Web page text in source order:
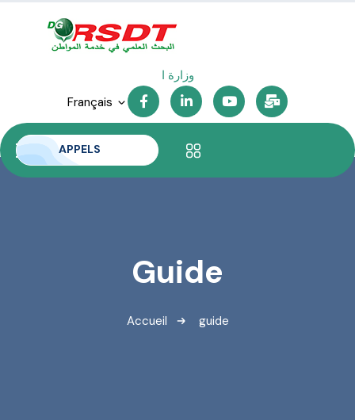
وزارة التع
Français
APPELS
Guide
Accueil guide